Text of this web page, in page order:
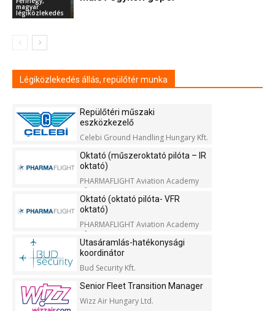
magyar
légiközlekedés
Légiközlekedés állás, repülőtér munka
Repülőtéri műszaki
eszközkezelő
Celebi Ground Handling Hungary Kft.
Oktató (műszeroktató pilóta – IR
oktató)
PHARMAFLIGHT Aviation Academy
Kft.
Oktató (oktató pilóta- VFR
oktató)
PHARMAFLIGHT Aviation Academy
Kft.
Utasáramlás-hatékonysági
koordinátor
Bud Security Kft.
Senior Fleet Transition Manager
Wizz Air Hungary Ltd.